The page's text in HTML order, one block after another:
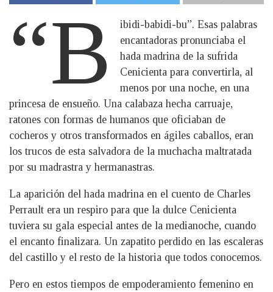
“B
ibidi-babidi-bu”. Esas palabras
encantadoras pronunciaba el
hada madrina de la sufrida
Cenicienta para convertirla, al
menos por una noche, en una
princesa de ensueño. Una calabaza hecha carruaje,
ratones con formas de humanos que oficiaban de
cocheros y otros transformados en ágiles caballos, eran
los trucos de esta salvadora de la muchacha maltratada
por su madrastra y hermanastras.
La aparición del hada madrina en el cuento de Charles
Perrault era un respiro para que la dulce Cenicienta
tuviera su gala especial antes de la medianoche, cuando
el encanto finalizara. Un zapatito perdido en las escaleras
del castillo y el resto de la historia que todos conocemos.
Pero en estos tiempos de empoderamiento femenino en